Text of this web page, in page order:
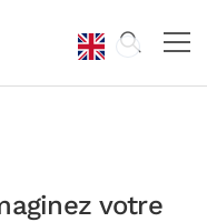
votre